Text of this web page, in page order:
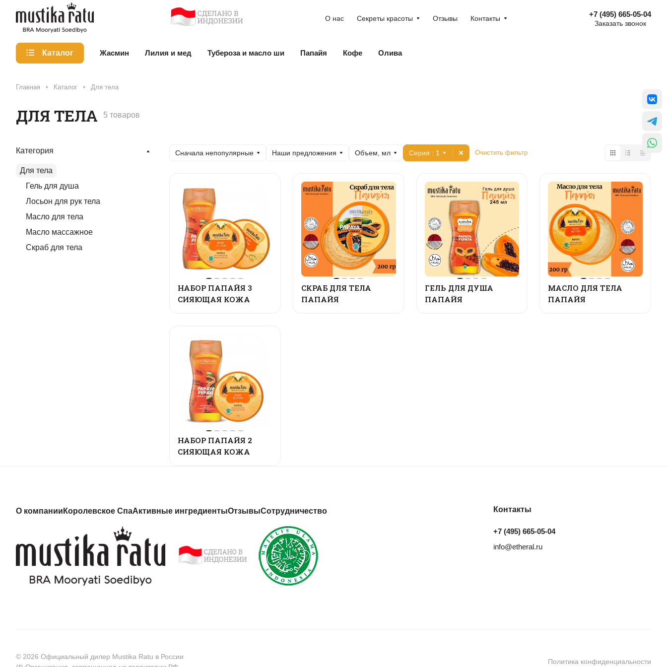
О нас Секреты красоты Отзывы Контакты
+7 (495) 665-05-04
Заказать звонок
Каталог Жасмин Лилия и мед Тубероза и масло ши Папайя Кофе Олива
Главная Каталог Для тела
ДЛЯ ТЕЛА 5 товаров
Сначала непопулярные Наши предложения Объем, мл Серия : 1 Очистить фильтр
НАБОР ПАПАЙЯ 3
СИЯЮЩАЯ КОЖА
СКРАБ ДЛЯ ТЕЛА
ПАПАЙЯ
ГЕЛЬ ДЛЯ ДУША
ПАПАЙЯ
МАСЛО ДЛЯ ТЕЛА
ПАПАЙЯ
НАБОР ПАПАЙЯ 2
СИЯЮЩАЯ КОЖА
Категория
Для тела
Гель для душа
Лосьон для рук тела
Масло для тела
Масло массажное
Скраб для тела
О компании Королевское СпаАктивные ингредиентыОтзывыСотрудничество Контакты
+7 (495) 665-05-04
info@etheral.ru
© 2026 Официальный дилер Mustika Ratu в России
Политика конфиденциальности